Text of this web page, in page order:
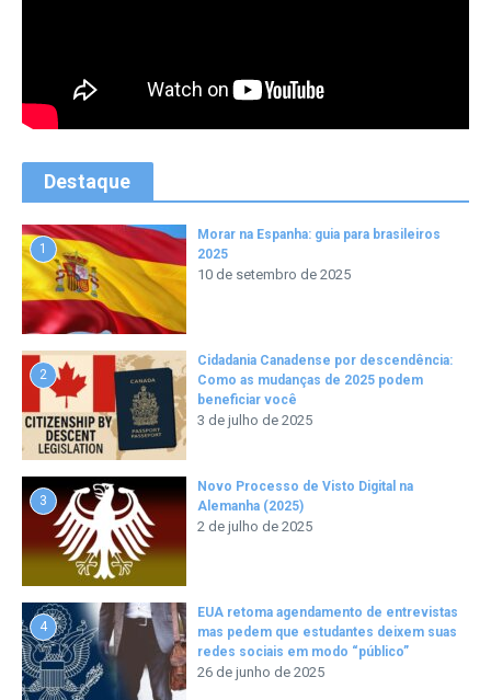
Destaque
1
Morar na Espanha: guia para brasileiros
2025
10 de setembro de 2025
2
Cidadania Canadense por descendência:
Como as mudanças de 2025 podem
beneficiar você
3 de julho de 2025
3
Novo Processo de Visto Digital na
Alemanha (2025)
2 de julho de 2025
4
EUA retoma agendamento de entrevistas
mas pedem que estudantes deixem suas
redes sociais em modo “público”
26 de junho de 2025